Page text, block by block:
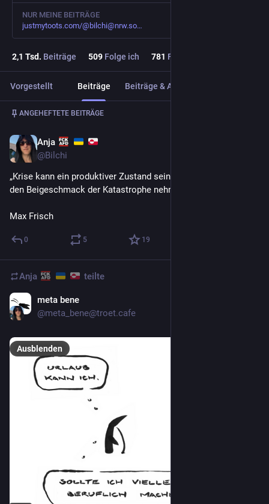
NUR MEINE BEITRÄGE
justmytoots.com/@bilchi@nrw.so
2,1 Tsd. Beiträge 509 Folge ich 781 Follower
Vorgestellt Beiträge Beiträge & Antworten
ANGEHEFTETE BEITRÄGE
Anja
@Bilchi
„Krise kann ein produktiver Zustand sein. Man muss ihr nur
den Beigeschmack der Katastrophe nehmen.“
Max Frisch
0 5 19
Anja teilte
meta bene
@meta_bene@troet.cafe
Ausblenden